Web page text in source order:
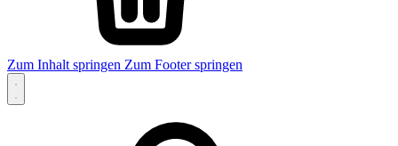
Zum Inhalt springen Zum Footer springen